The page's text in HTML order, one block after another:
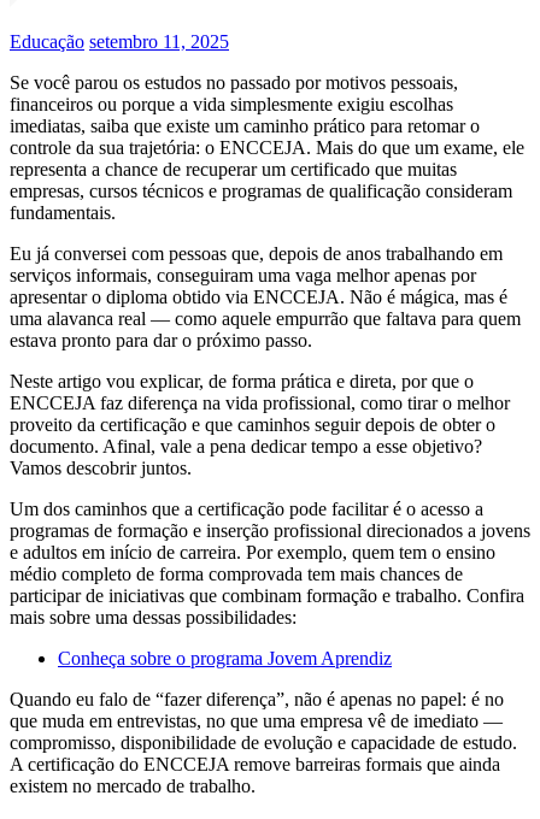
Educação setembro 11, 2025
Se você parou os estudos no passado por motivos pessoais,
financeiros ou porque a vida simplesmente exigiu escolhas
imediatas, saiba que existe um caminho prático para retomar o
controle da sua trajetória: o ENCCEJA. Mais do que um exame, ele
representa a chance de recuperar um certificado que muitas
empresas, cursos técnicos e programas de qualificação consideram
fundamentais.
Eu já conversei com pessoas que, depois de anos trabalhando em
serviços informais, conseguiram uma vaga melhor apenas por
apresentar o diploma obtido via ENCCEJA. Não é mágica, mas é
uma alavanca real — como aquele empurrão que faltava para quem
estava pronto para dar o próximo passo.
Neste artigo vou explicar, de forma prática e direta, por que o
ENCCEJA faz diferença na vida profissional, como tirar o melhor
proveito da certificação e que caminhos seguir depois de obter o
documento. Afinal, vale a pena dedicar tempo a esse objetivo?
Vamos descobrir juntos.
Um dos caminhos que a certificação pode facilitar é o acesso a
programas de formação e inserção profissional direcionados a jovens
e adultos em início de carreira. Por exemplo, quem tem o ensino
médio completo de forma comprovada tem mais chances de
participar de iniciativas que combinam formação e trabalho. Confira
mais sobre uma dessas possibilidades:
Conheça sobre o programa Jovem Aprendiz
Quando eu falo de “fazer diferença”, não é apenas no papel: é no
que muda em entrevistas, no que uma empresa vê de imediato —
compromisso, disponibilidade de evolução e capacidade de estudo.
A certificação do ENCCEJA remove barreiras formais que ainda
existem no mercado de trabalho.